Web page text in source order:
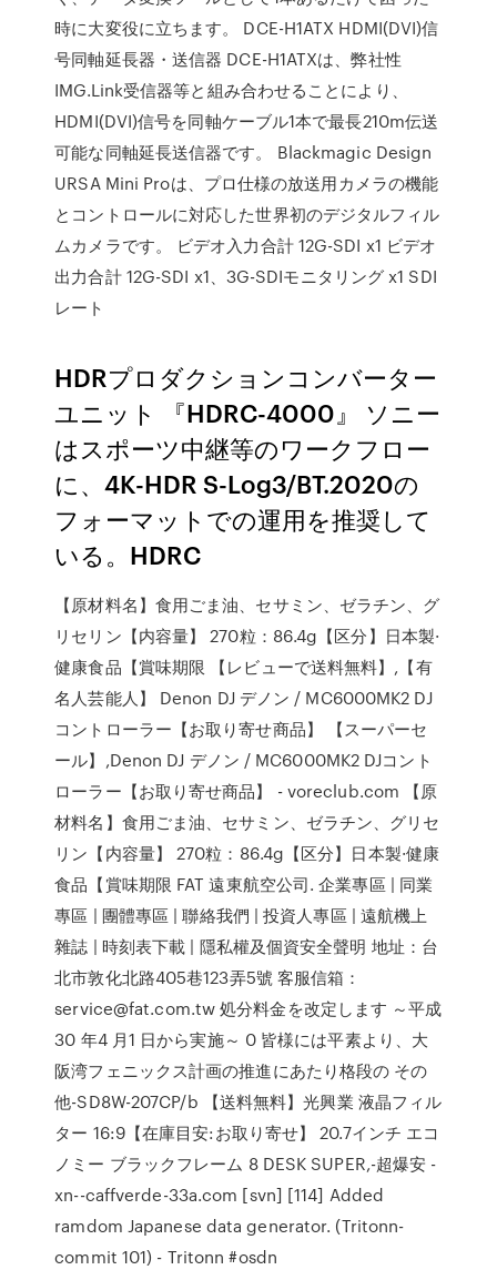
時に大変役に立ちます。 DCE-H1ATX HDMI(DVI)信
号同軸延長器・送信器 DCE-H1ATXは、弊社性
IMG.Link受信器等と組み合わせることにより、
HDMI(DVI)信号を同軸ケーブル1本で最長210m伝送
可能な同軸延長送信器です。 Blackmagic Design
URSA Mini Proは、プロ仕様の放送用カメラの機能
とコントロールに対応した世界初のデジタルフィル
ムカメラです。 ビデオ入力合計 12G-SDI x1 ビデオ
出力合計 12G-SDI x1、3G-SDIモニタリング x1 SDI
レート
HDRプロダクションコンバーター
ユニット 『HDRC-4000』 ソニー
はスポーツ中継等のワークフロー
に、4K-HDR S-Log3/BT.2020の
フォーマットでの運用を推奨して
いる。HDRC
【原材料名】食用ごま油、セサミン、ゼラチン、グ
リセリン【内容量】 270粒：86.4g【区分】日本製·
健康食品【賞味期限 【レビューで送料無料】,【有
名人芸能人】 Denon DJ デノン / MC6000MK2 DJ
コントローラー【お取り寄せ商品】 【スーパーセ
ール】,Denon DJ デノン / MC6000MK2 DJコント
ローラー【お取り寄せ商品】 - voreclub.com 【原
材料名】食用ごま油、セサミン、ゼラチン、グリセ
リン【内容量】 270粒：86.4g【区分】日本製·健康
食品【賞味期限 FAT 遠東航空公司. 企業專區 | 同業
專區 | 團體專區 | 聯絡我們 | 投資人專區 | 遠航機上
雜誌 | 時刻表下載 | 隱私權及個資安全聲明 地址：台
北市敦化北路405巷123弄5號 客服信箱：
service@fat.com.tw 処分料金を改定します ～平成
30 年4 月1 日から実施～ 0 皆様には平素より、大
阪湾フェニックス計画の推進にあたり格段の その
他-SD8W-207CP/b 【送料無料】光興業 液晶フィル
ター 16:9【在庫目安:お取り寄せ】 20.7インチ エコ
ノミー ブラックフレーム 8 DESK SUPER,-超爆安 -
xn--caffverde-33a.com [svn] [114] Added
ramdom Japanese data generator. (Tritonn-
commit 101) - Tritonn #osdn